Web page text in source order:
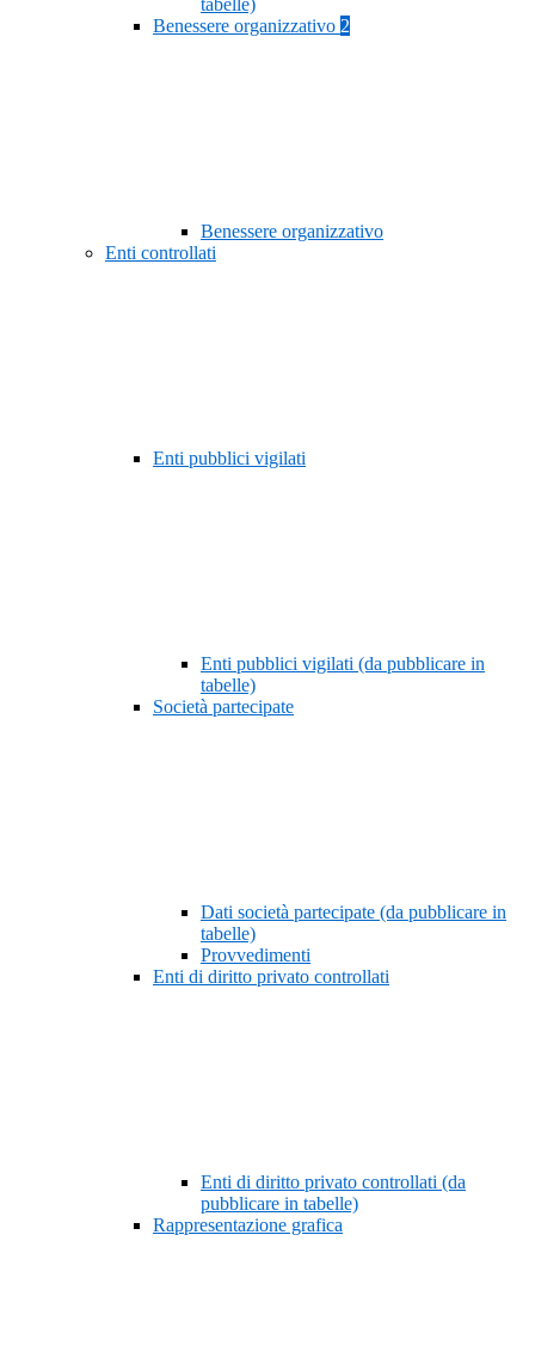
tabelle)
Benessere organizzativo 2
Benessere organizzativo
Enti controllati
Enti pubblici vigilati
Enti pubblici vigilati (da pubblicare in
tabelle)
Società partecipate
Dati società partecipate (da pubblicare in
tabelle)
Provvedimenti
Enti di diritto privato controllati
Enti di diritto privato controllati (da
pubblicare in tabelle)
Rappresentazione grafica